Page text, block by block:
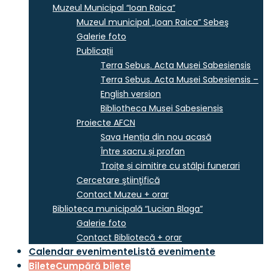
Muzeul Municipal “Ioan Raica”
Muzeul municipal „Ioan Raica” Sebeş
Galerie foto
Publicații
Terra Sebus. Acta Musei Sabesiensis
Terra Sebus. Acta Musei Sabesiensis –
English version
Bibliotheca Musei Sabesiensis
Proiecte AFCN
Sava Henția din nou acasă
Între sacru și profan
Troițe și cimitire cu stâlpi funerari
Cercetare ştiinţifică
Contact Muzeu + orar
Biblioteca municipală “Lucian Blaga”
Galerie foto
Contact Bibliotecă + orar
Calendar evenimenteListă evenimente
BileteCumpără bilete